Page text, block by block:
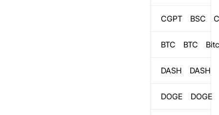
CGPT BSC
BTC BTC
DASH DASH
DOGE DOGE